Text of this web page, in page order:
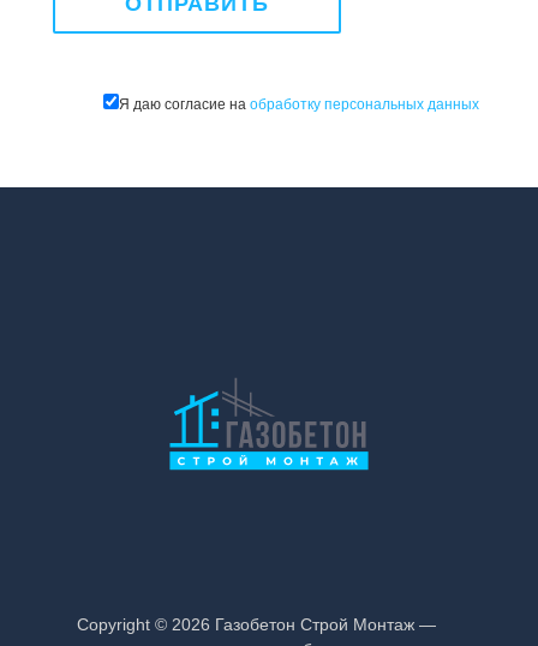
Я даю согласие на обработку персональных данных
Copyright © 2026 Газобетон Строй Монтаж —